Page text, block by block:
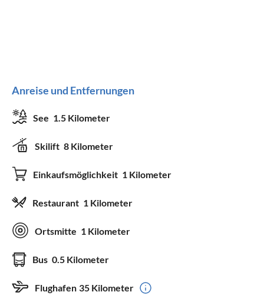
Anreise und Entfernungen
See 1.5 Kilometer
Skilift 8 Kilometer
Einkaufsmöglichkeit 1 Kilometer
Restaurant 1 Kilometer
Ortsmitte 1 Kilometer
Bus 0.5 Kilometer
Flughafen 35 Kilometer